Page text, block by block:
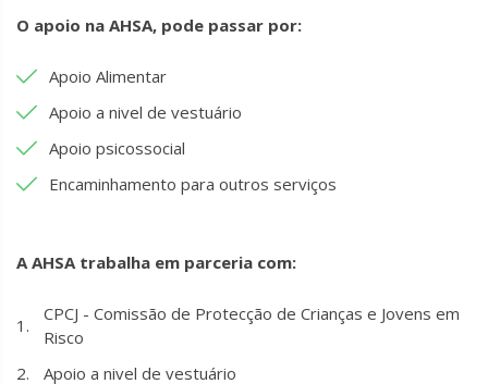
O apoio na AHSA, pode passar por:
Apoio Alimentar
Apoio a nivel de vestuário
Apoio psicossocial
Encaminhamento para outros serviços
A AHSA trabalha em parceria com:
CPCJ - Comissão de Protecção de Crianças e Jovens em
Risco
Apoio a nivel de vestuário